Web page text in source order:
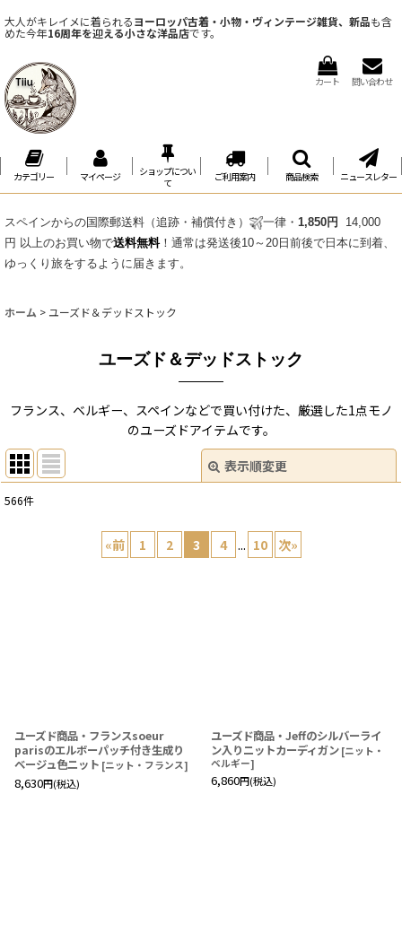
大人がキレイメに着られるヨーロッパ古着・小物・ヴィンテージ雑貨、新品も含
めた今年16周年を迎える小さな洋品店です。
カート 問い合わせ
カテゴリー マイページ
ショップについ
て
ご利用案内 商品検索 ニュースレター
スペインからの国際郵送料（追跡・補償付き） 一律・ 1,850円 14,000
円 以上のお買い物で送料無料！通常は発送後10～20日前後で日本に到着、
ゆっくり旅をするように届きます。
ホーム > ユーズド＆デッドストック
ユーズド＆デッドストック
フランス、ベルギー、スペインなどで買い付けた、厳選した1点モノ
のユーズドアイテムです。
表示順変更
566件
«前 1 2 3 4 ... 10 次»
ユーズド商品・フランスsoeur
parisのエルボーパッチ付き生成り
ベージュ色ニット [ニット・フランス]
8,630円(税込)
ユーズド商品・Jeffのシルバーライ
ン入りニットカーディガン [ニット・
ベルギー]
6,860円(税込)